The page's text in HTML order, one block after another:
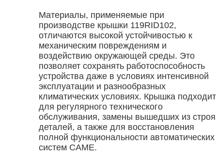
Материалы, применяемые при
производстве крышки 119RID102,
отличаются высокой устойчивостью к
механическим повреждениям и
воздействию окружающей среды. Это
позволяет сохранять работоспособность
устройства даже в условиях интенсивной
эксплуатации и разнообразных
климатических условиях. Крышка подходит
для регулярного технического
обслуживания, замены вышедших из строя
деталей, а также для восстановления
полной функциональности автоматических
систем CAME.